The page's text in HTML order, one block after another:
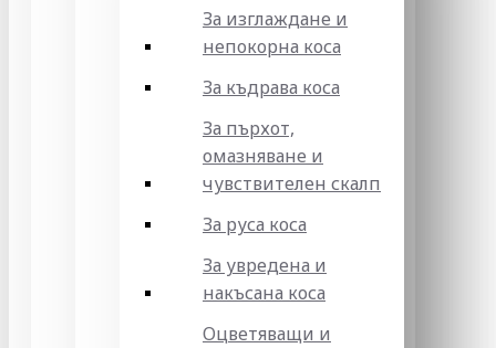
За изглаждане и
непокорна коса
За къдрава коса
За пърхот,
омазняване и
чувствителен скалп
За руса коса
За увредена и
накъсана коса
Оцветяващи и